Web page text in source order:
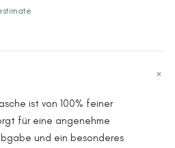
ist von 100% feiner
für eine angenehme
und ein besonderes